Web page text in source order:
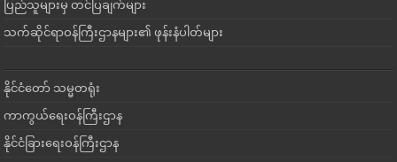
ပြည်သူများမှ တင်ပြချက်များ
သက်ဆိုင်ရာဝန်ကြီးဌာနများ၏ ဖုန်းနံပါတ်များ
နိုင်ငံတော် သမ္မတရုံး
ကာကွယ်ရေးဝန်ကြီးဌာန
နိုင်ငံခြားရေးဝန်ကြီးဌာန